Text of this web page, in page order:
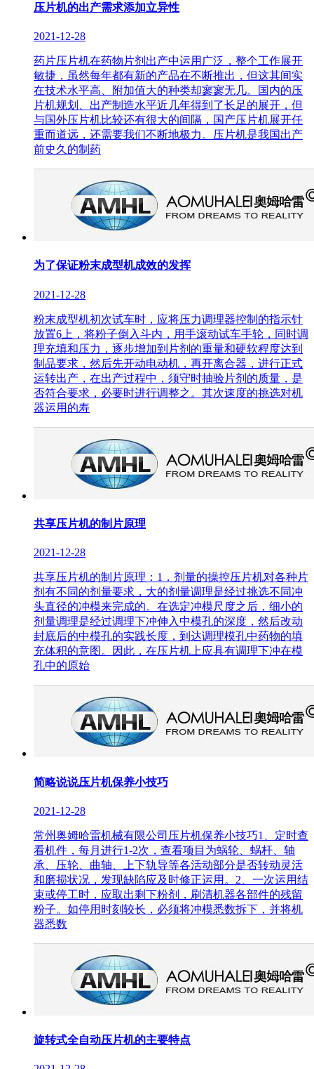
压片机的出产需求添加立异性
2021-12-28
药片压片机在药物片剂出产中运用广泛，整个工作展开
敏捷，虽然每年都有新的产品在不断推出，但这其间实
在技术水平高、附加值大的种类却寥寥无几。国内的压
片机规划、出产制造水平近几年得到了长足的展开，但
与国外压片机比较还有很大的间隔，国产压片机展开任
重而道远，还需要我们不断地极力。压片机是我国出产
前史久的制药
为了保证粉末成型机成效的发挥
2021-12-28
粉末成型机初次试车时，应将压力调理器控制的指示针
放置6上，将粉子倒入斗内，用手滚动试车手轮，同时调
理充填和压力，逐步增加到片剂的重量和硬软程度达到
制品要求，然后先开动电动机，再开离合器，进行正式
运转出产，在出产过程中，须守时抽验片剂的质量，是
否符合要求，必要时进行调整之。其次速度的挑选对机
器运用的寿
共享压片机的制片原理
2021-12-28
共享压片机的制片原理：1．剂量的操控压片机对各种片
剂有不同的剂量要求，大的剂量调理是经过挑选不同冲
头直径的冲模来完成的。在选定冲模尺度之后，细小的
剂量调理是经过调理下冲伸入中模孔的深度，然后改动
封底后的中模孔的实践长度，到达调理模孔中药物的填
充体积的意图。因此，在压片机上应具有调理下冲在模
孔中的原始
简略说说压片机保养小技巧
2021-12-28
常州奥姆哈雷机械有限公司压片机保养小技巧1、定时查
看机件，每月进行1-2次，查看项目为蜗轮、蜗杆、轴
承、压轮、曲轴、上下轨导等各活动部分是否转动灵活
和磨损状况，发现缺陷应及时修正运用。2、一次运用结
束或停工时，应取出剩下粉剂，刷清机器各部件的残留
粉子。如停用时刻较长，必须将冲模悉数拆下，并将机
器悉数
旋转式全自动压片机的主要特点